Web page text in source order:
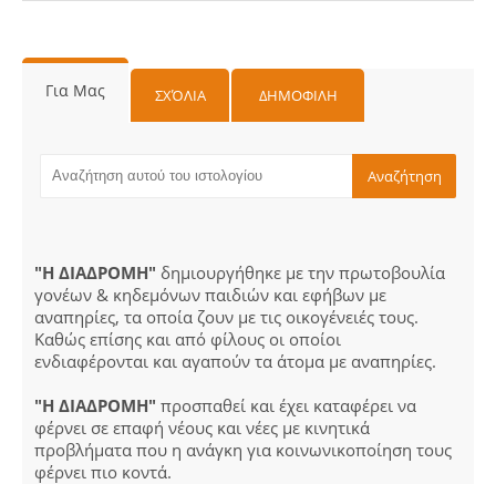
Για Μας ΣΧΌΛΙΑ ΔΗΜΟΦΙΛΗ
"Η ΔΙΑΔΡΟΜΗ" δημιουργήθηκε με την πρωτοβουλία
γονέων & κηδεμόνων παιδιών και εφήβων με
αναπηρίες, τα οποία ζουν με τις οικογένειές τους.
Καθώς επίσης και από φίλους οι οποίοι
ενδιαφέρονται και αγαπούν τα άτομα με αναπηρίες.
"Η ΔΙΑΔΡΟΜΗ" προσπαθεί και έχει καταφέρει να
φέρνει σε επαφή νέους και νέες με κινητικά
προβλήματα που η ανάγκη για κοινωνικοποίηση τους
φέρνει πιο κοντά.